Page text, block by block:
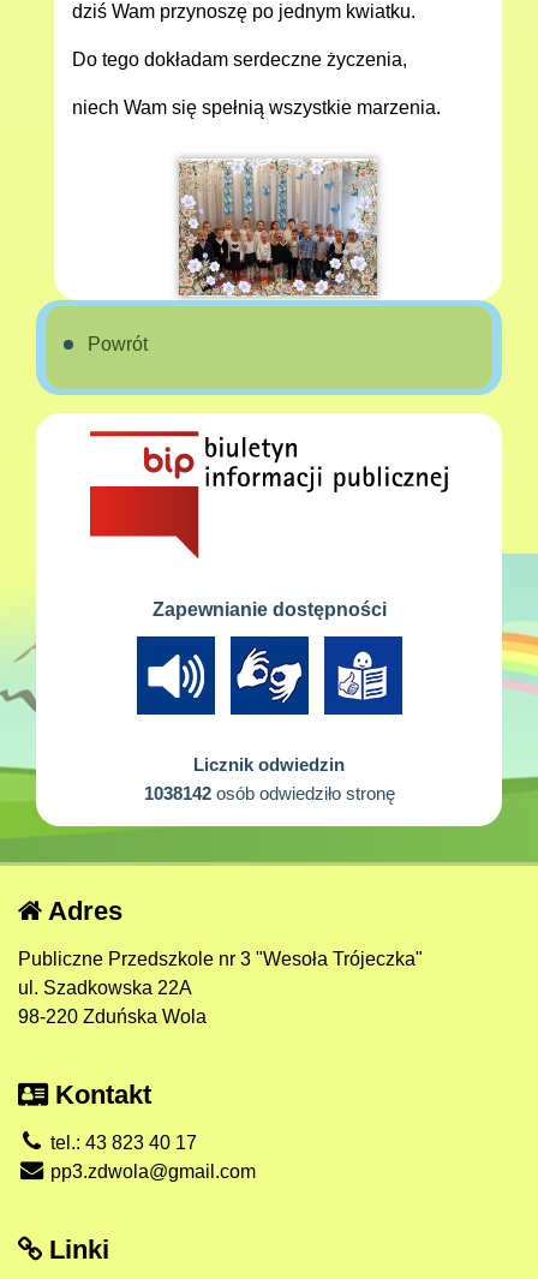
dziś Wam przynoszę po jednym kwiatku.
Do tego dokładam serdeczne życzenia,
niech Wam się spełnią wszystkie marzenia.
Powrót
Zapewnianie dostępności
Licznik odwiedzin
1038142osób odwiedziło stronę
Adres
Publiczne Przedszkole nr 3 "Wesoła Trójeczka"
ul. Szadkowska 22A
98-220 Zduńska Wola
Kontakt
tel.: 43 823 40 17
pp3.zdwola@gmail.com
Linki